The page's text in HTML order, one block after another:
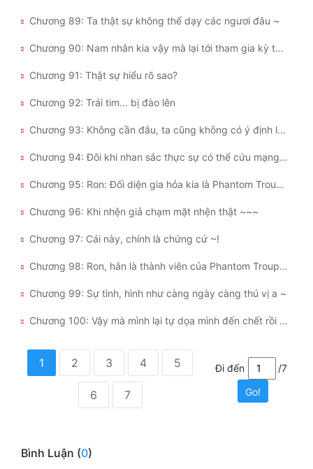
Chương 89: Ta thật sự không thể dạy các ngươi đâu ~
Chương 90: Nam nhân kia vậy mà lại tới tham gia kỳ thi Hunter?!
Chương 91: Thật sự hiểu rõ sao?
Chương 92: Trái tim... bị đào lên
Chương 93: Không cần đâu, ta cũng không có ý định lên đó chịu chết!
Chương 94: Đôi khi nhan sắc thực sự có thể cứu mạng người
Chương 95: Ron: Đối diện gia hỏa kia là Phantom Troupe ư?
Chương 96: Khi nhện giả chạm mặt nhện thật ~~~
Chương 97: Cái này, chính là chứng cứ ~!
Chương 98: Ron, hắn là thành viên của Phantom Troupe?!
Chương 99: Sự tình, hình như càng ngày càng thú vị a ~
Chương 100: Vậy mà mình lại tự dọa mình đến chết rồi sao?
1 2 3 4 5
6 7
Đi đến
/7
Go!
Bình Luận (0)